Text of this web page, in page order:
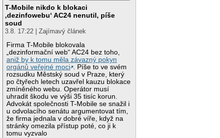
T-Mobile nikdo k blokaci
‚dezinfowebu‘ AC24 nenutil, píše
soud
3.8. 17:22 | Zajímavý článek
Firma T-Mobile blokovala
„dezinformační web“ AC24 bez toho,
aniž by k tomu měla závazný pokyn
orgánů veřejné moci . Píše to ve svém
rozsudku Městský soud v Praze, který
po čtyřech letech uzavřel kauzu blokace
zmíněného webu. Operátor musí
uhradit škodu ve výši 35 tisíc korun.
Advokát společnosti T-Mobile se snažil i
u odvolacího senátu argumentovat tím,
že firma jednala v dobré víře, když na
stránky omezila přístup poté, co ji k
tomu vyzvalo